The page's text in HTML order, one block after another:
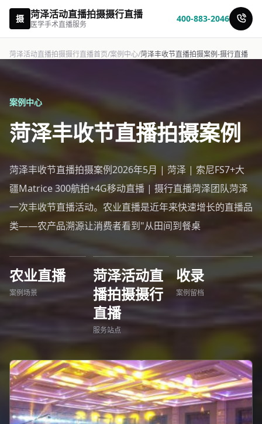
摄 菏泽活动直播拍摄摄行直播
医学手术直播服务
400-883-2046
菏泽活动直播拍摄摄行直播首页/案例中心/菏泽丰收节直播拍摄案例-摄行直播
案例中心
菏泽丰收节直播拍摄案例
菏泽丰收节直播拍摄案例2026年5月 | 菏泽 | 索尼FS7+大
疆Matrice 300航拍+4G移动直播 | 摄行直播菏泽团队菏泽
一次丰收节直播活动。农业直播是近年来快速增长的直播品
类——农产品溯源让消费者看到"从田间到餐桌
农业直播
案例场景
菏泽活动直
播拍摄摄行
直播
服务站点
收录
案例留档